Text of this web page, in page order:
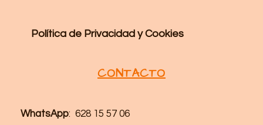
Política de Privacidad y Cookies
CONTACTO
WhatsApp: 628 15 57 06